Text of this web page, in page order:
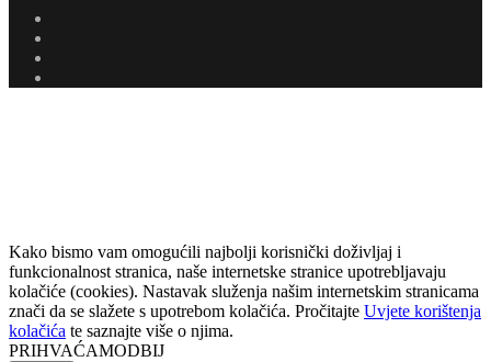
Kako bismo vam omogućili najbolji korisnički doživljaj i
funkcionalnost stranica, naše internetske stranice upotrebljavaju
kolačiće (cookies). Nastavak služenja našim internetskim stranicama
znači da se slažete s upotrebom kolačića. Pročitajte Uvjete korištenja
kolačića te saznajte više o njima.
PRIHVAĆAMODBIJ